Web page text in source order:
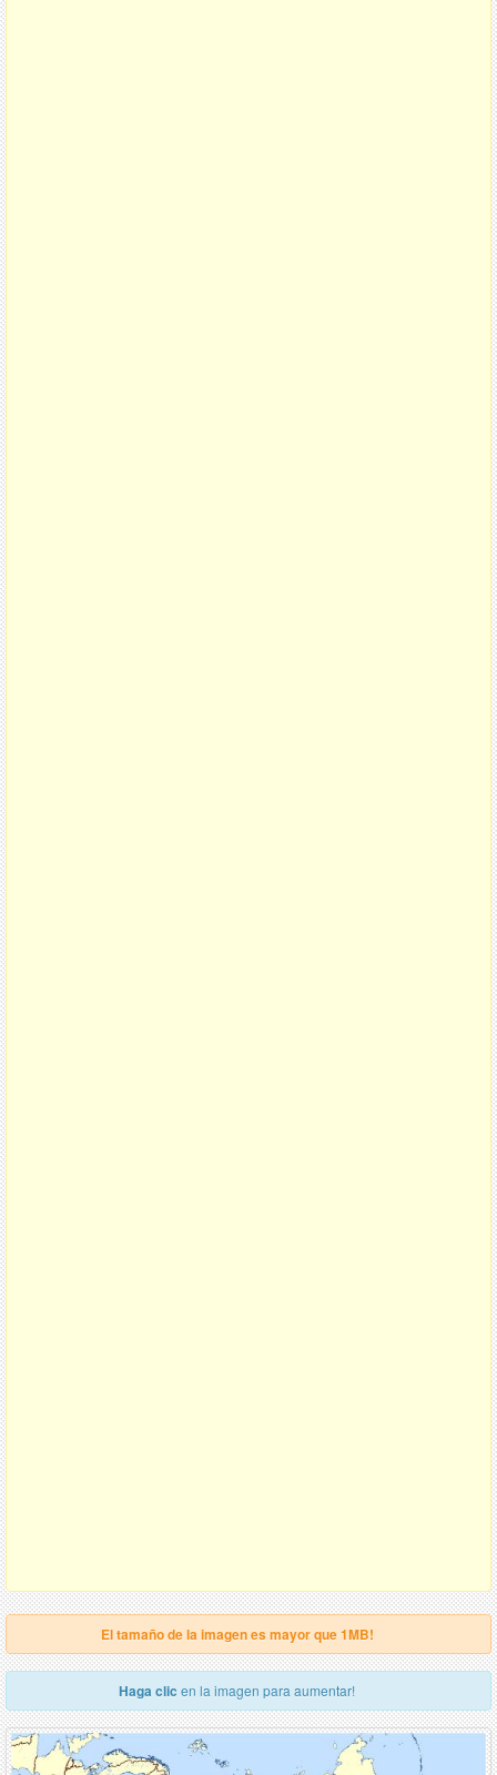
El tamaño de la imagen es mayor que 1MB!
Haga clic en la imagen para aumentar!